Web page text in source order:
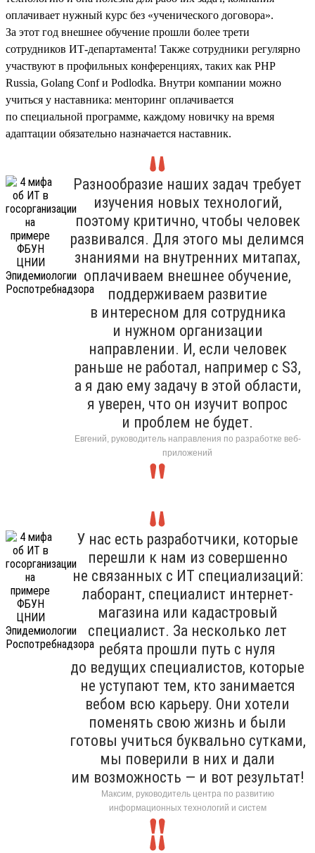
оплачивает нужный курс без «ученического договора».
За этот год внешнее обучение прошли более трети
сотрудников ИТ-департамента! Также сотрудники регулярно
участвуют в профильных конференциях, таких как PHP
Russia, Golang Conf и Podlodka. Внутри компании можно
учиться у наставника: менторинг оплачивается
по специальной программе, каждому новичку на время
адаптации обязательно назначается наставник.
Разнообразие наших задач требует
изучения новых технологий,
поэтому критично, чтобы человек
развивался. Для этого мы делимся
знаниями на внутренних митапах,
оплачиваем внешнее обучение,
поддерживаем развитие
в интересном для сотрудника
и нужном организации
направлении. И, если человек
раньше не работал, например с S3,
а я даю ему задачу в этой области,
я уверен, что он изучит вопрос
и проблем не будет.
Евгений, руководитель направления по разработке веб-
приложений
У нас есть разработчики, которые
перешли к нам из совершенно
не связанных с ИТ специализаций:
лаборант, специалист интернет-
магазина или кадастровый
специалист. За несколько лет
ребята прошли путь с нуля
до ведущих специалистов, которые
не уступают тем, кто занимается
вебом всю карьеру. Они хотели
поменять свою жизнь и были
готовы учиться буквально сутками,
мы поверили в них и дали
им возможность — и вот результат!
Максим, руководитель центра по развитию
информационных технологий и систем